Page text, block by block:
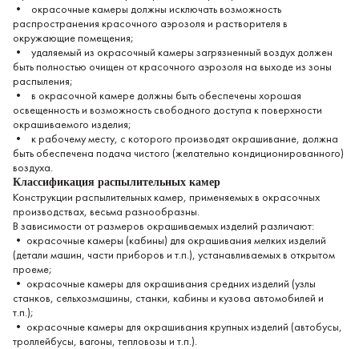
• окрасочные камеры должны исключать возможность
распространения красоч­ного аэрозоля и растворителя в
окружающие помещения;
• удаляемый из окрасочный камеры загрязненный воздух должен
быть полностью очищен от красочного аэрозоля на выходе из зоны
распыления;
• в окрасочной камере должны быть обеспечены хорошая
освещенность и возмож­ность свободного доступа к поверхности
окрашиваемого изделия;
• к рабочему месту, с которого производят окрашивание, должна
быть обеспечена подача чистого (желательно кондиционированного)
воздуха.
Классификация распылительных камер
Конструкции распылительных камер, применяемых в окрасочных
производствах, весьма разнообразны.
В зависимости от размеров окрашиваемых изделий различают:
• окрасочные камеры (кабины) для окрашивания мелких изделий
(детали машин, части приборов и т.п.), устанавливаемых в открытом
проеме;
• окрасочные камеры для окрашивания средних изделий (узлы
станков, сельхоз­машины, станки, кабины и кузова автомобилей и
т.п.);
• окрасочные камеры для окрашивания крупных изделий (автобусы,
троллейбусы, вагоны, тепловозы и т.п.).